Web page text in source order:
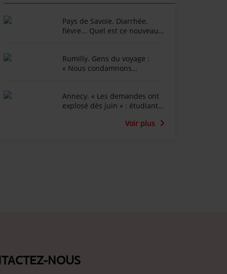
Pays de Savoie. Diarrhée,
fièvre... Quel est ce nouveau
Rumilly. Gens du voyage :
« Nous condamnons
véhicules ont quitté mercredi
le terrain occupé
Annecy. « Les demandes ont
explosé dès juin » : étudiant
une liste d’attente sans fin
Voir plus
NOUS